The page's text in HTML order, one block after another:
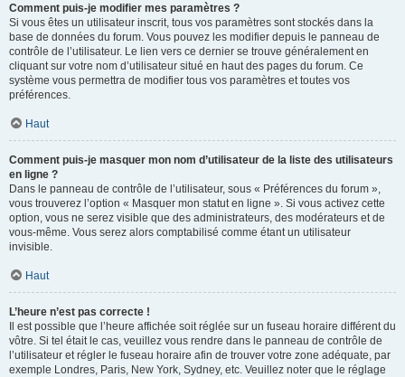
Comment puis-je modifier mes paramètres ?
Si vous êtes un utilisateur inscrit, tous vos paramètres sont stockés dans la
base de données du forum. Vous pouvez les modifier depuis le panneau de
contrôle de l’utilisateur. Le lien vers ce dernier se trouve généralement en
cliquant sur votre nom d’utilisateur situé en haut des pages du forum. Ce
système vous permettra de modifier tous vos paramètres et toutes vos
préférences.
Haut
Comment puis-je masquer mon nom d’utilisateur de la liste des utilisateurs
en ligne ?
Dans le panneau de contrôle de l’utilisateur, sous « Préférences du forum »,
vous trouverez l’option « Masquer mon statut en ligne ». Si vous activez cette
option, vous ne serez visible que des administrateurs, des modérateurs et de
vous-même. Vous serez alors comptabilisé comme étant un utilisateur
invisible.
Haut
L’heure n’est pas correcte !
Il est possible que l’heure affichée soit réglée sur un fuseau horaire différent du
vôtre. Si tel était le cas, veuillez vous rendre dans le panneau de contrôle de
l’utilisateur et régler le fuseau horaire afin de trouver votre zone adéquate, par
exemple Londres, Paris, New York, Sydney, etc. Veuillez noter que le réglage